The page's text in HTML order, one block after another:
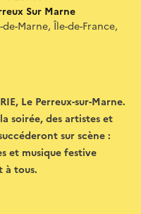
Sur Marne
Marne, Île-de-France,
Le Perreux-sur-Marne.
soirée, des artistes et
sur scène :
et musique festive
à tous.